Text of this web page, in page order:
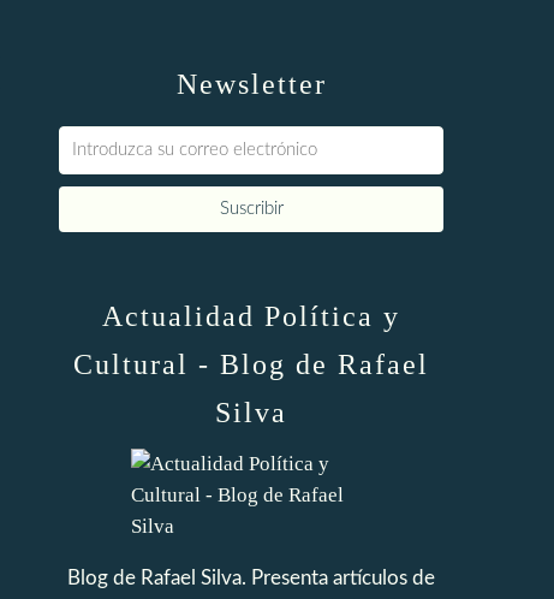
Newsletter
Actualidad Política y
Cultural - Blog de Rafael
Silva
Blog de Rafael Silva. Presenta artículos de